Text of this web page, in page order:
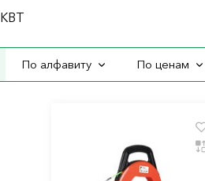
КВТ
По алфавиту По ценам